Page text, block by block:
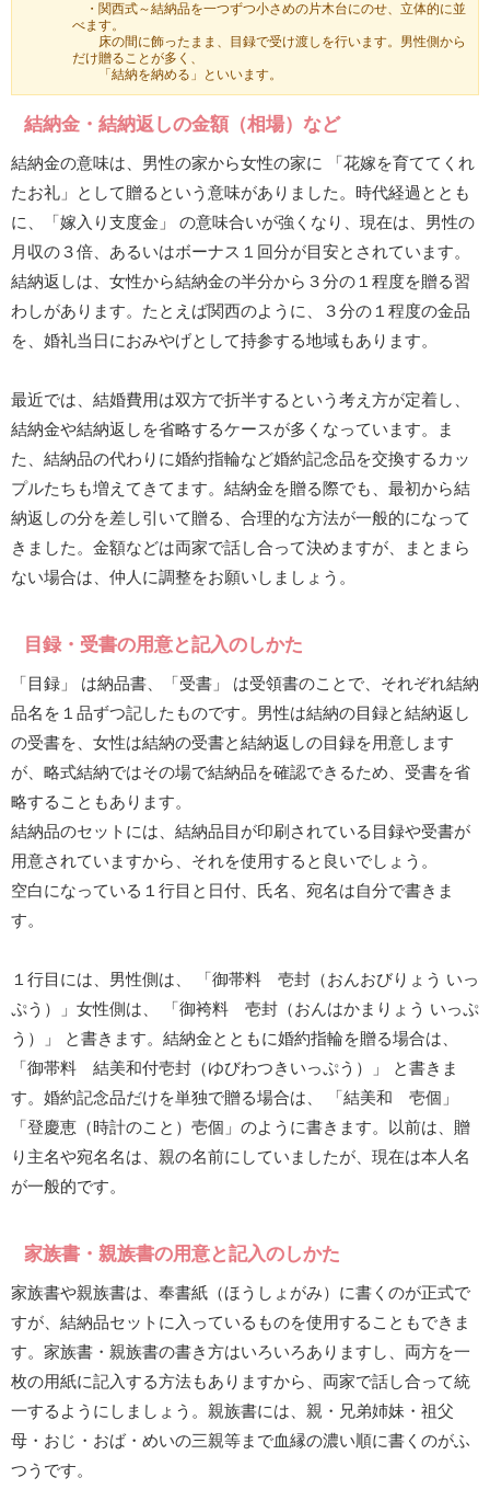
・関西式～結納品を一つずつ小さめの片木台にのせ、立体的に並
べます。
床の間に飾ったまま、目録で受け渡しを行います。男性側から
だけ贈ることが多く、
「結納を納める」といいます。
結納金・結納返しの金額（相場）など
結納金の意味は、男性の家から女性の家に 「花嫁を育ててくれ
たお礼」として贈るという意味がありました。時代経過ととも
に、「嫁入り支度金」 の意味合いが強くなり、現在は、男性の
月収の３倍、あるいはボーナス１回分が目安とされています。
結納返しは、女性から結納金の半分から３分の１程度を贈る習
わしがあります。たとえば関西のように、３分の１程度の金品
を、婚礼当日におみやげとして持参する地域もあります。
最近では、結婚費用は双方で折半するという考え方が定着し、
結納金や結納返しを省略するケースが多くなっています。ま
た、結納品の代わりに婚約指輪など婚約記念品を交換するカッ
プルたちも増えてきてます。結納金を贈る際でも、最初から結
納返しの分を差し引いて贈る、合理的な方法が一般的になって
きました。金額などは両家で話し合って決めますが、まとまら
ない場合は、仲人に調整をお願いしましょう。
目録・受書の用意と記入のしかた
「目録」 は納品書、「受書」 は受領書のことで、それぞれ結納
品名を１品ずつ記したものです。男性は結納の目録と結納返し
の受書を、女性は結納の受書と結納返しの目録を用意します
が、略式結納ではその場で結納品を確認できるため、受書を省
略することもあります。
結納品のセットには、結納品目が印刷されている目録や受書が
用意されていますから、それを使用すると良いでしょう。
空白になっている１行目と日付、氏名、宛名は自分で書きま
す。
１行目には、男性側は、 「御帯料 壱封（おんおびりょう いっ
ぷう）」女性側は、 「御袴料 壱封（おんはかまりょう いっぷ
う）」 と書きます。結納金とともに婚約指輪を贈る場合は、
「御帯料 結美和付壱封（ゆびわつきいっぷう）」 と書きま
す。婚約記念品だけを単独で贈る場合は、 「結美和 壱個」
「登慶恵（時計のこと）壱個」のように書きます。以前は、贈
り主名や宛名名は、親の名前にしていましたが、現在は本人名
が一般的です。
家族書・親族書の用意と記入のしかた
家族書や親族書は、奉書紙（ほうしょがみ）に書くのが正式で
すが、結納品セットに入っているものを使用することもできま
す。家族書・親族書の書き方はいろいろありますし、両方を一
枚の用紙に記入する方法もありますから、両家で話し合って統
一するようにしましょう。親族書には、親・兄弟姉妹・祖父
母・おじ・おば・めいの三親等まで血縁の濃い順に書くのがふ
つうです。